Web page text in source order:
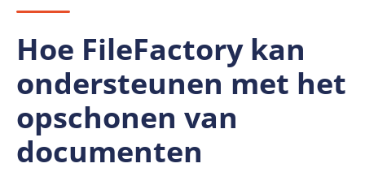
Hoe FileFactory kan
ondersteunen met het
opschonen van
documenten